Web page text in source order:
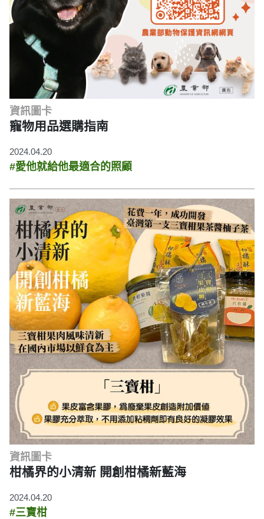
資訊圖卡
寵物用品選購指南
2024.04.20
#愛他就給他最適合的照顧
資訊圖卡
柑橘界的小清新 開創柑橘新藍海
2024.04.20
#三寶柑